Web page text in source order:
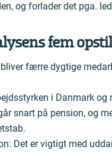
og forlader det pga.
fem
færre dygtige
i Danmark og
snart på pension, og
Det er vigtigt med